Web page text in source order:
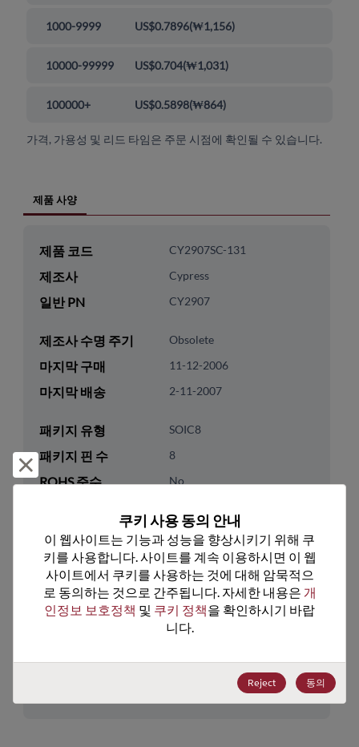
1000-9999 US$0.7896(₩1,156)
10000-99999 US$0.704(₩1,031)
100000+ US$0.5898(₩864)
가격, 가용성 및 리드 타임은 주문 시점에 확인될 수 있습니다.
제품 사양
제품 코드 CY2907SC-131
제조사 Cypress
일반 PN CY2907
제조사 수명 주기 Obsolete
마지막 구매 11-12-2006
마지막 배송 2-11-2007
패키지 유형 SOIC8
패키지 핀 수 8
ROHS 준수 No
패키지 수량 0
기술 카테고리 Analog & Mixed Signal
기술 하위 카테고리 Timing
Clock Buffers & Drivers
미국 HTS 코드 8542.39.0090
거부 및 닫기
쿠키 사용 동의 안내
이 웹사이트는 기능과 성능을 향상시키기 위해 쿠
키를 사용합니다. 사이트를 계속 이용하시면 이 웹
사이트에서 쿠키를 사용하는 것에 대해 암묵적으
로 동의하는 것으로 간주됩니다. 자세한 내용은 개
인정보 보호정책 및 쿠키 정책을 확인하시기 바랍
니다.
Reject 동의